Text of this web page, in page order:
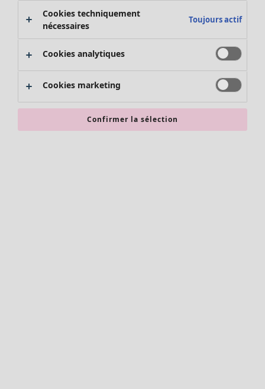
Promos SOLDES
Les promos de Gudrun Sjödén
Nouvel arrivage
Bonnes affaires en soldes - jusqu'à -70
Cookies techniquement
nécessaires
Toujours actif
Cookies analytiques
Cookies marketing
Confirmer la sélection